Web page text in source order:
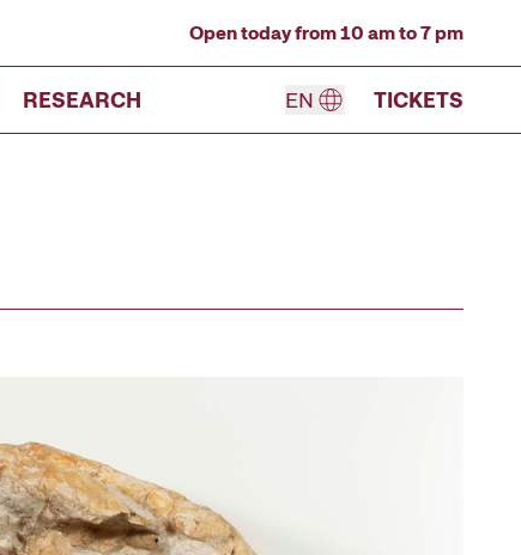
Open today from 10 am to 7 pm
RESEARCH EN TICKETS